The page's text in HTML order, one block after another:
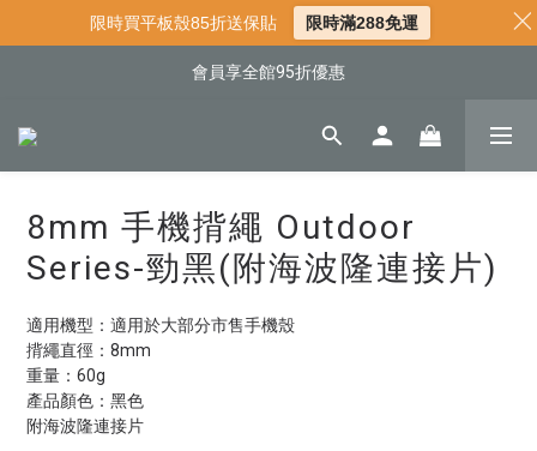
📍新客首購現折$50｜加入會員立即領取
📌年中下殺 手機殼3折起
會員享全館95折優惠
📍新客首購現折$50｜加入會員立即領取
8mm 手機揹繩 Outdoor
Series-勁黑(附海波隆連接片)
適用機型：適用於大部分市售手機殼
揹繩直徑：8mm
重量：60g
產品顏色：黑色
附海波隆連接片
限時買平板殼85折送保貼 限時滿288免運